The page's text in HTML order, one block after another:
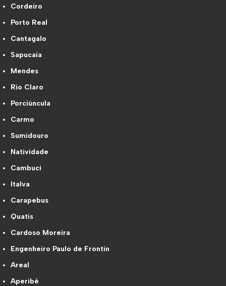
Cordeiro
Porto Real
Cantagalo
Sapucaia
Mendes
Rio Claro
Porciúncula
Carmo
Sumidouro
Natividade
Cambuci
Italva
Carapebus
Quatis
Cardoso Moreira
Engenheiro Paulo de Frontin
Areal
Aperibé